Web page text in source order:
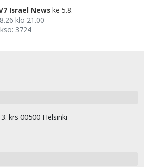
Israel News ke 5.8.
klo 21.00
3724
krs 00500 Helsinki